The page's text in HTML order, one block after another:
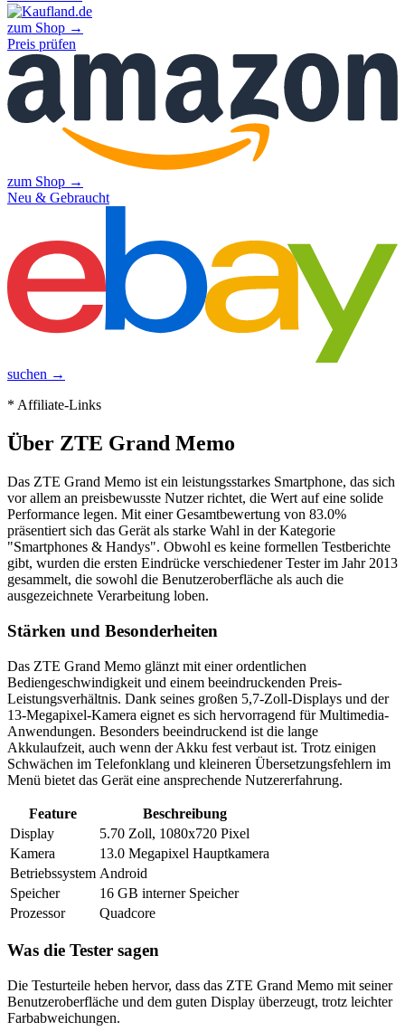
zum Shop →
Preis prüfen
zum Shop →
Neu & Gebraucht
suchen →
* Affiliate-Links
Über ZTE Grand Memo
Das ZTE Grand Memo ist ein leistungsstarkes Smartphone, das sich
vor allem an preisbewusste Nutzer richtet, die Wert auf eine solide
Performance legen. Mit einer Gesamtbewertung von 83.0%
präsentiert sich das Gerät als starke Wahl in der Kategorie
"Smartphones & Handys". Obwohl es keine formellen Testberichte
gibt, wurden die ersten Eindrücke verschiedener Tester im Jahr 2013
gesammelt, die sowohl die Benutzeroberfläche als auch die
ausgezeichnete Verarbeitung loben.
Stärken und Besonderheiten
Das ZTE Grand Memo glänzt mit einer ordentlichen
Bediengeschwindigkeit und einem beeindruckenden Preis-
Leistungsverhältnis. Dank seines großen 5,7-Zoll-Displays und der
13-Megapixel-Kamera eignet es sich hervorragend für Multimedia-
Anwendungen. Besonders beeindruckend ist die lange
Akkulaufzeit, auch wenn der Akku fest verbaut ist. Trotz einigen
Schwächen im Telefonklang und kleineren Übersetzungsfehlern im
Menü bietet das Gerät eine ansprechende Nutzererfahrung.
Feature
Beschreibung
Display
5.70 Zoll, 1080x720 Pixel
Kamera
13.0 Megapixel Hauptkamera
Betriebssystem Android
Speicher
16 GB interner Speicher
Prozessor
Quadcore
Was die Tester sagen
Die Testurteile heben hervor, dass das ZTE Grand Memo mit seiner
Benutzeroberfläche und dem guten Display überzeugt, trotz leichter
Farbabweichungen.